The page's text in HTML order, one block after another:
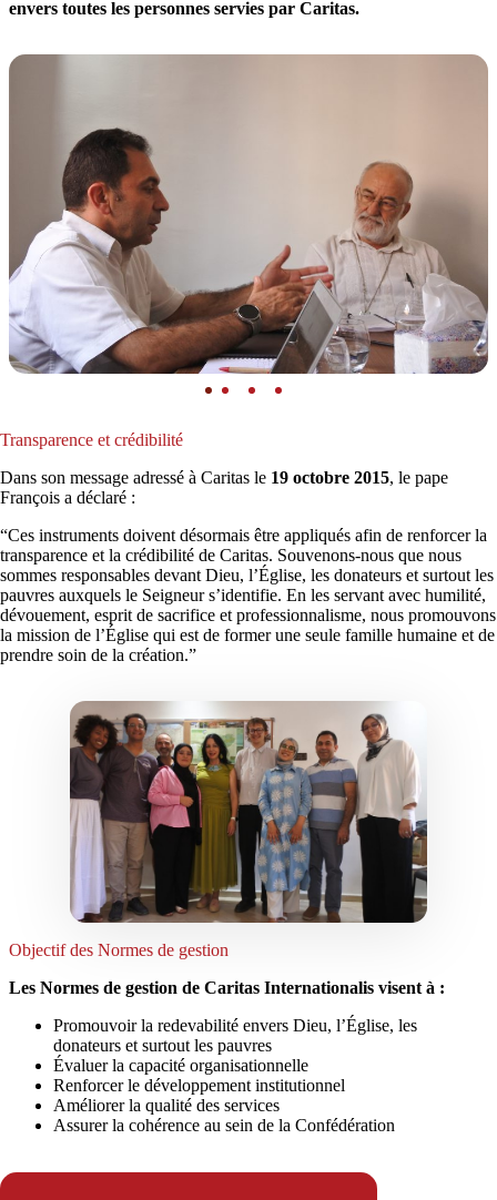
envers toutes les personnes servies par Caritas.
Transparence et crédibilité
Dans son message adressé à Caritas le 19 octobre 2015, le pape
François a déclaré :
“Ces instruments doivent désormais être appliqués afin de renforcer la
transparence et la crédibilité de Caritas. Souvenons-nous que nous
sommes responsables devant Dieu, l’Église, les donateurs et surtout les
pauvres auxquels le Seigneur s’identifie. En les servant avec humilité,
dévouement, esprit de sacrifice et professionnalisme, nous promouvons
la mission de l’Église qui est de former une seule famille humaine et de
prendre soin de la création.”
Objectif des Normes de gestion
Les Normes de gestion de Caritas Internationalis visent à :
Promouvoir la redevabilité envers Dieu, l’Église, les
donateurs et surtout les pauvres
Évaluer la capacité organisationnelle
Renforcer le développement institutionnel
Améliorer la qualité des services
Assurer la cohérence au sein de la Confédération